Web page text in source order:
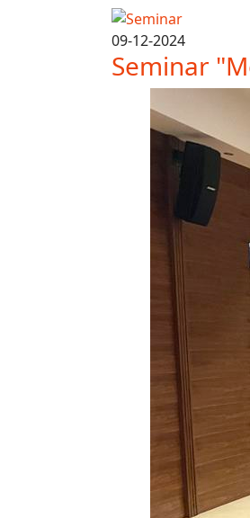
09-12-2024
Seminar